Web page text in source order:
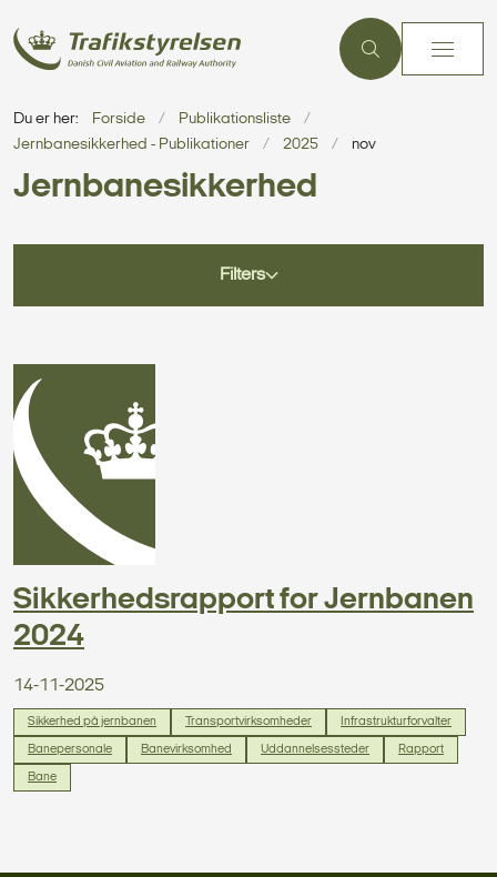
Du er her: Forside
Publikationsliste
Jernbanesikkerhed - Publikationer
2025 nov
Jernbanesikkerhed
Filters
Sikkerhedsrapport for Jernbanen
2024
14-11-2025
Sikkerhed på jernbanen Transportvirksomheder Infrastrukturforvalter
Banepersonale Banevirksomhed Uddannelsessteder Rapport
Bane